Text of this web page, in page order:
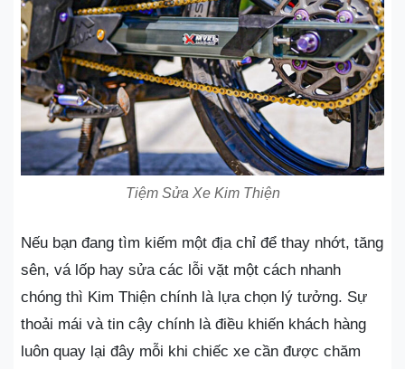
Tiệm Sửa Xe Kim Thiện
Nếu bạn đang tìm kiếm một địa chỉ để thay nhớt, tăng
sên, vá lốp hay sửa các lỗi vặt một cách nhanh
chóng thì Kim Thiện chính là lựa chọn lý tưởng. Sự
thoải mái và tin cậy chính là điều khiến khách hàng
luôn quay lại đây mỗi khi chiếc xe cần được chăm